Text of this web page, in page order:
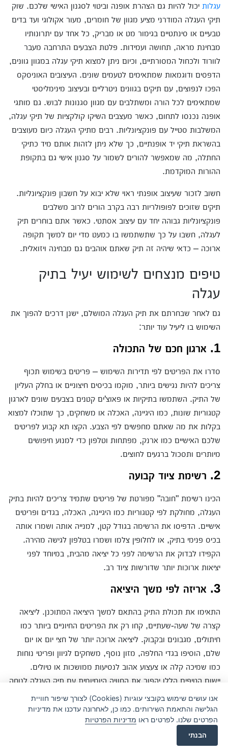
עגלות יכול להיות גם הצהרת אופנה וביטוי לסגנון האישי שלכם. שוק
תיקי העגלה המודרני מציע מגוון של חומרים, מעור אקולוגי ועד בדים
טבעיים או סינתטיים בגימור מט או מבריק, כל אחד עם יתרונותיו
מבחינת מראה, תחושה ועמידות. פלטת הצבעים התרחבה מעבר
לוורוד ולכחול המסורתיים, וכיום ניתן למצוא תיקי עגלה במגוון גוונים,
הדפסים ודוגמאות שמתאימים לטעמים שונים. העיצובים האוניסקס
הפכו לנפוצים, עם תיקים בגוונים ניטרליים ובעיצוב מינימליסטי
שמתאימים לכל הורה ומשתלבים עם מגוון סגנונות לבוש. גם מותגי
אופנה נכנסו לתחום, כאשר מעצבים השיקו קולקציות של תיקי עגלה,
המשלבות סטייל עם פונקציונליות. רבים מתיקי העגלה כיום מעוצבים
בהשראת תיקי יד אופנתיים, כך שלא ניתן לזהות אותם מיד כתיקי
החתלה, מה שמאפשר להורים לשמור על סגנון אישי גם בתקופת
ההורות המוקדמת.
חשוב לזכור שעיצוב אופנתי ראוי שלא יבוא על חשבון פונקציונליות.
תיקים שזוכים לפופולריות רבה בקרב הורים לרוב משלבים
פונקציונליות גבוהה יחד עם עיצוב אסתטי. כאשר אתם בוחרים תיק
לעגלה, חשבו על כך שתשתמשו בו כמעט מדי יום למשך תקופה
ארוכה – כדאי שיהיה זה תיק שאתם אוהבים גם מבחינה ויזואלית.
טיפים מנצחים לשימוש יעיל בתיק
עגלה
גם לאחר שבחרתם את תיק העגלה המושלם, ישנן דרכים להפוך את
השימוש בו ליעיל עוד יותר:
1. ארגון חכם של התכולה
סדרו את הפריטים לפי תדירות השימוש – פריטים בשימוש תכוף
צריכים להיות נגישים ביותר, מוקמו בכיסים חיצוניים או בחלק העליון
של התיק. השתמשו בתיקיות או פאוצ'ים קטנים בצבעים שונים לארגון
קטגוריות שונות, כמו היגיינה, האכלה או משחקים, כך שתוכלו למצוא
בקלות את מה שאתם מחפשים לפי הצבע. הקצו תא קבוע לפריטים
שלכם האישיים כמו ארנק, מפתחות וטלפון כדי למנוע חיפושים
מיותרים ותסכול ברגעים לחוצים.
2. רשימת ציוד קבועה
הכינו רשימת "חובה" מפורטת של פריטים שתמיד צריכים להיות בתיק
העגלה, מחולקת לפי קטגוריות כמו היגיינה, האכלה, בגדים ופריטים
אישיים. הדפיסו את הרשימה בגודל קטן, למנייה אותה ושמרו אותה
בכיס פנימי בתיק, או לחלופין צלמו ושמרו בטלפון לגישה מהירה.
הקפידו לבדוק את הרשימה לפני כל יציאה מהבית, במיוחד לפני
יציאות ארוכות יותר שדורשות ציוד רב.
3. אריזה לפי משך היציאה
התאימו את תכולת התיק בהתאם למשך היציאה המתוכנן. ליציאה
קצרה של שעה-שעתיים, קחו רק את הפריטים החיוניים ביותר כמו
חיתולים, מגבונים ובקבוק. ליציאה ארוכה יותר של חצי יום או יום
שלם, הוסיפו בגדי החלפה, מזון נוסף, משחקים לגיוון ופריטי נוחות
כמו שמיכה קלה או צעצוע אהוב לנסיעות ממושכות או טיולים.
יישום הטיפים הללו יהפוך את החוויה היומיומית עם תיק העגלה לנוחה
ונעימה יותר, ויפחית משמעותית את רמת הלחץ בעת יציאה מהבית.
לסיכום
בחירת תיק עגלה מתאים היא החלטה חשובה שיכולה להשפיע על
אנו עושים שימוש בקובצי עוגיות (Cookies) לצורך שיפור חוויית
הגלישה והתאמת השירותים. כמו כן, לאחרונה עדכנו את מדיניות
הפרטים שלנו. לפרטים ראו מדיניות הפרטיות
הבנתי